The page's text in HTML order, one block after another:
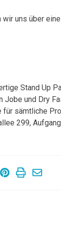
wir uns über
Stand Up
und Dry
sämtliche
299, Aufgang